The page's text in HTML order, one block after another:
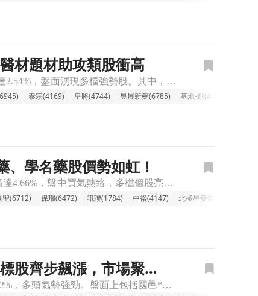
材題材助攻類股衝高
🔸傳產-生技族群上漲，多檔新藥、醫材股強勢攻高 今日生技族群表現活潑，類股漲幅達2.54%，盤面湧現多檔強勢股。其中，康霈、禾榮科、金穎生技、漢康-KY創、長聖等個股早盤即鎖漲停或接近漲停，顯示市場
泰宗(4169) 皇將(4744) 昱展新藥(6785) 基米-創(4195)
、學名藥股價勢如虹！
🔸傳產生技族群上漲，生技股重現活力！ 今日台股生技族群表現強勁，整體類股漲幅高達4.66%，盤中買氣熱絡，多檔個股亮燈漲停或逼近漲停，包括浩鼎、藥華藥、禾榮科、泰宗等都呈現噴出走勢。市場資金似乎嗅到
聖(6712) 保瑞(6472) 訊聯(1784) 中裕(4147) 北極星藥業-KY(6550)
股齊步飆漲，市場聚焦
🔸傳產-生技族群上漲，多頭氣勢再起 傳產-生技族群今天表現亮眼，類股指數勁揚超過2%，多頭氣勢強勁。盤面上包括國邑*、藥華藥、北極星藥業-KY等新藥概念股紛紛攻上漲停或大漲，引領類股買盤。主要觀察到